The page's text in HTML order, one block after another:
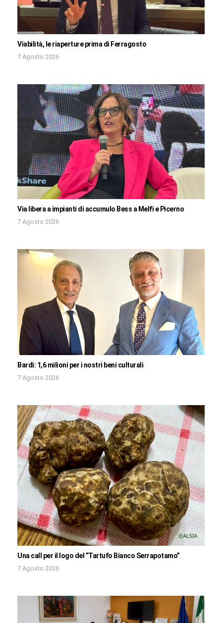
Viabilità, le riaperture prima di Ferragosto
7 Agosto 2026
Via libera a impianti di accumulo Bess a Melfi e Picerno
7 Agosto 2026
Bardi: 1,6 milioni per i nostri beni culturali
7 Agosto 2026
Una call per il logo del “Tartufo Bianco Serrapotamo”
7 Agosto 2026